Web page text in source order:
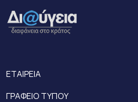
ΕΤΑΙΡΕΙΑ
ΓΡΑΦΕΙΟ ΤΥΠΟΥ